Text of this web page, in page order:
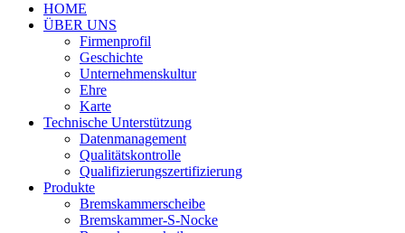
HOME
ÜBER UNS
Firmenprofil
Geschichte
Unternehmenskultur
Ehre
Karte
Technische Unterstützung
Datenmanagement
Qualitätskontrolle
Qualifizierungszertifizierung
Produkte
Bremskammerscheibe
Bremskammer-S-Nocke